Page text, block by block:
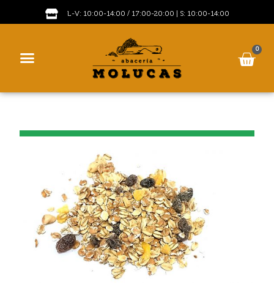
L-V: 10:00-14:00 / 17:00-20:00 | S: 10:00-14:00
0